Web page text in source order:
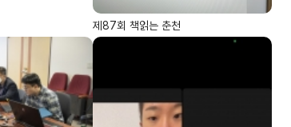
제87회 책읽는 춘천